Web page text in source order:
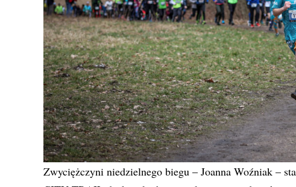
Zwyciężczyni niedzielnego biegu – Joanna Woźniak –